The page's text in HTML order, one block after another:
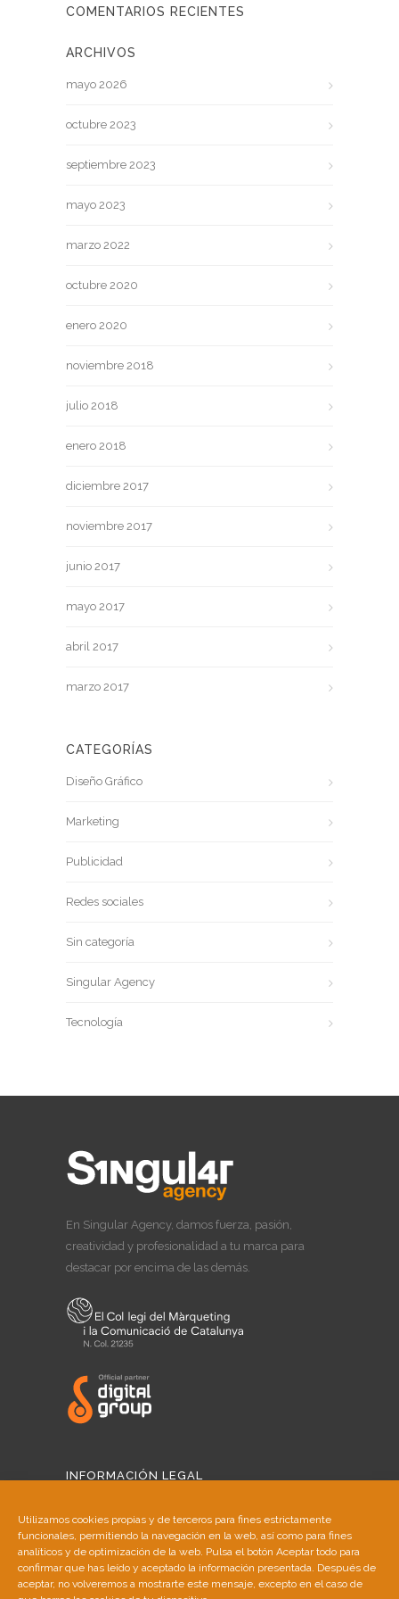
Utilizamos cookies propias y de terceros para fines estrictamente
funcionales, permitiendo la navegación en la web, así como para fines
analíticos y de optimización de la web. Pulsa el botón Aceptar todo para
confirmar que has leído y aceptado la información presentada. Después de
aceptar, no volveremos a mostrarte este mensaje, excepto en el caso de
COMENTARIOS RECIENTES
ARCHIVOS
mayo 2026
octubre 2023
septiembre 2023
mayo 2023
marzo 2022
octubre 2020
enero 2020
noviembre 2018
julio 2018
enero 2018
diciembre 2017
noviembre 2017
junio 2017
mayo 2017
abril 2017
marzo 2017
CATEGORÍAS
Diseño Gráfico
Marketing
Publicidad
Redes sociales
Sin categoría
Singular Agency
Tecnología
En Singular Agency, damos fuerza, pasión,
creatividad y profesionalidad a tu marca para
destacar por encima de las demás.
INFORMACIÓN LEGAL
Política de Cookies
Política de Privacidad